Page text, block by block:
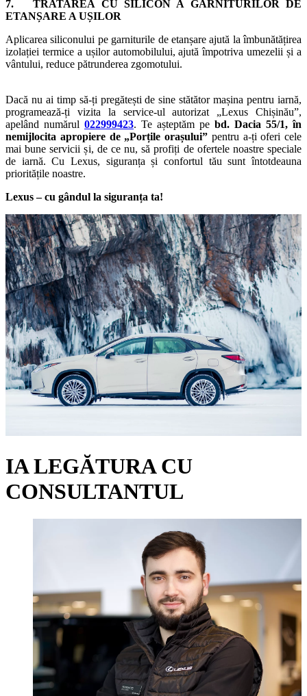
7. TRATAREA CU SILICON A GARNITURILOR DE
ETANȘARE A UȘILOR
Aplicarea siliconului pe garniturile de etanșare ajută la îmbunătățirea
izolației termice a ușilor automobilului, ajută împotriva umezelii și a
vântului, reduce pătrunderea zgomotului.
Dacă nu ai timp să-ți pregătești de sine stătător mașina pentru iarnă,
programează-ți vizita la service-ul autorizat „Lexus Chișinău”,
apelând numărul 022999423. Te așteptăm pe bd. Dacia 55/1, în
nemijlocita apropiere de „Porțile orașului” pentru a-ți oferi cele
mai bune servicii și, de ce nu, să profiți de ofertele noastre speciale
de iarnă. Cu Lexus, siguranța și confortul tău sunt întotdeauna
prioritățile noastre.
Lexus – cu gândul la siguranța ta!
IA LEGĂTURA CU
CONSULTANTUL